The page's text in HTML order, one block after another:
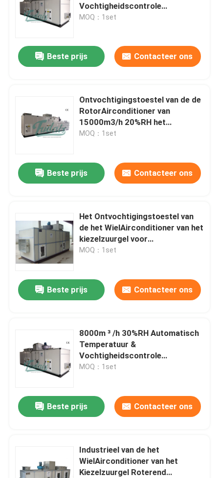
Vochtigheidscontrole
Dehydrerend
MOQ：1set
Beste prijs Contacteer ons
Ontvochtigingstoestel van de de
RotorAirconditioner van
15000m3/h 20%RH het
Industriële Dehydrerende
MOQ：1set
Beste prijs Contacteer ons
Het Ontvochtigingstoestel van
de het WielAirconditioner van het
kiezelzuurgel voor
Farmaceutische Industrie
MOQ：1set
Beste prijs Contacteer ons
8000m ³ /h 30%RH Automatisch
Temperatuur &
Vochtigheidscontrole
Dehydrerend
MOQ：1set
Beste prijs Contacteer ons
Industrieel van de het
WielAirconditioner van het
Kiezelzuurgel Roterend